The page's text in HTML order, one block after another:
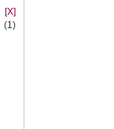
[X]
(1)